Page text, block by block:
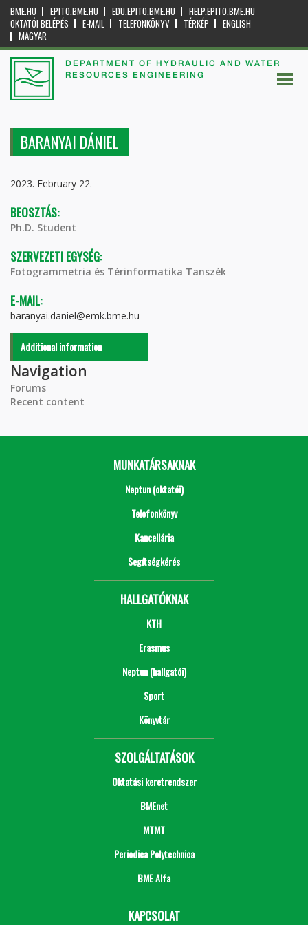
BME.HU EPITO.BME.HU EDU.EPITO.BME.HU
HELP.EPITO.BME.HU
OKTATÓI BELÉPÉS
E-MAIL TELEFONKÖNYV TÉRKÉP
ENGLISH
MAGYAR
DEPARTMENT OF HYDRAULIC AND WATER
RESOURCES ENGINEERING
BARANYAI DÁNIEL
2023. February 22.
BEOSZTÁS:
Ph.D. Student
SZERVEZETI EGYSÉG:
Fotogrammetria és Térinformatika Tanszék
E-MAIL:
baranyai.daniel@emk.bme.hu
Additional information
Navigation
Forums
Recent content
MUNKATÁRSAKNAK
Neptun (oktatói)
Telefonkönyv
Kancellária
Segítségkérés
HALLGATÓKNAK
KTH
Erasmus
Neptun (hallgatói)
Sport
Könyvtár
SZOLGÁLTATÁSOK
Oktatási keretrendszer
BMEnet
MTMT
Periodica Polytechnica
BME Alfa
KAPCSOLAT